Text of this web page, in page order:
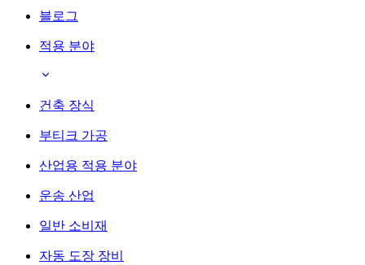
블로그
적용 분야
건축 장식
부티크 가공
산업용 적용 분야
운송 산업
일반 소비재
자동 도장 장비